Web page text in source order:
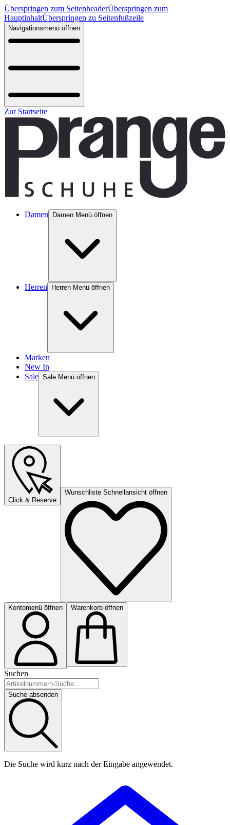
Überspringen zum SeitenheaderÜberspringen zum
HauptinhaltÜberspringen zu Seitenfußzeile
Navigationsmenü öffnen
Zur Startseite
Damen Damen Menü öffnen
Herren Herren Menü öffnen
Marken
New In
Sale Sale Menü öffnen
Click & Reserve
Wunschliste Schnellansicht öffnen
Kontomenü öffnen Warenkorb öffnen
Suchen
Suche absenden
Die Suche wird kurz nach der Eingabe angewendet.